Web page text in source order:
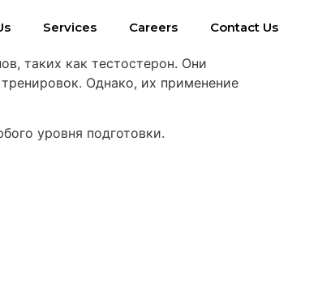
Services Careers Contact Us
таких как тестостерон. Они
Однако, их применение
уровня подготовки.